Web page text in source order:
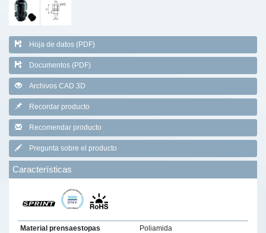
Hoja de datos (PDF)
Documentos (PDF)
Archivos CAD 3D
Recordar producto
Recomendar producto
Pregunta sobre el producto
Características
Material prensaestopas
Poliamida